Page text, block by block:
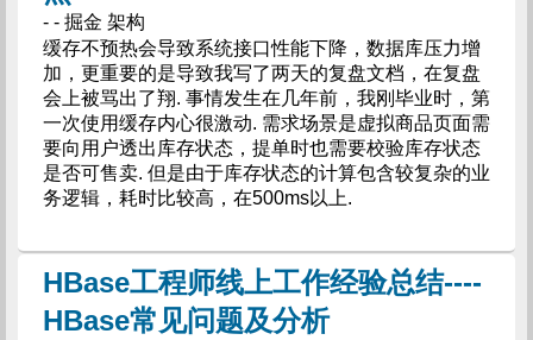
- - 掘金 架构
缓存不预热会导致系统接口性能下降，数据库压力增
加，更重要的是导致我写了两天的复盘文档，在复盘
会上被骂出了翔. 事情发生在几年前，我刚毕业时，第
一次使用缓存内心很激动. 需求场景是虚拟商品页面需
要向用户透出库存状态，提单时也需要校验库存状态
是否可售卖. 但是由于库存状态的计算包含较复杂的业
务逻辑，耗时比较高，在500ms以上.
HBase工程师线上工作经验总结----
HBase常见问题及分析